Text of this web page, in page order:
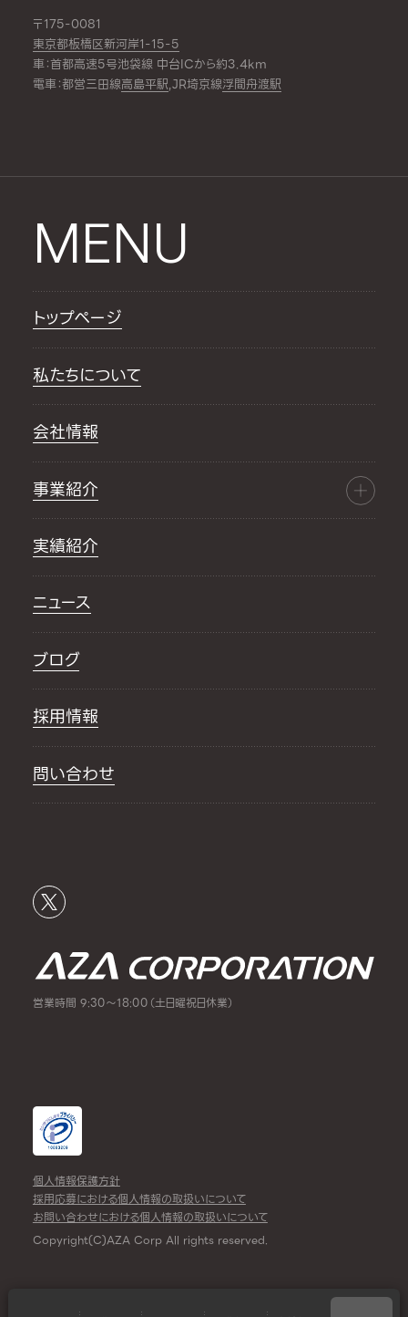
〒175-0081
東京都板橋区新河岸1-15-5
車：首都高速5号池袋線 中台ICから約3.4km
電車：都営三田線高島平駅,JR埼京線浮間舟渡駅
MENU
トップページ
私たちについて
会社情報
事業紹介
実績紹介
ニュース
ブログ
採用情報
問い合わせ
営業時間 9:30～18:00（土日曜祝日休業）
個人情報保護方針
採用応募における個人情報の取扱いについて
お問い合わせにおける個人情報の取扱いについて
Copyright(C)AZA Corp All rights reserved.